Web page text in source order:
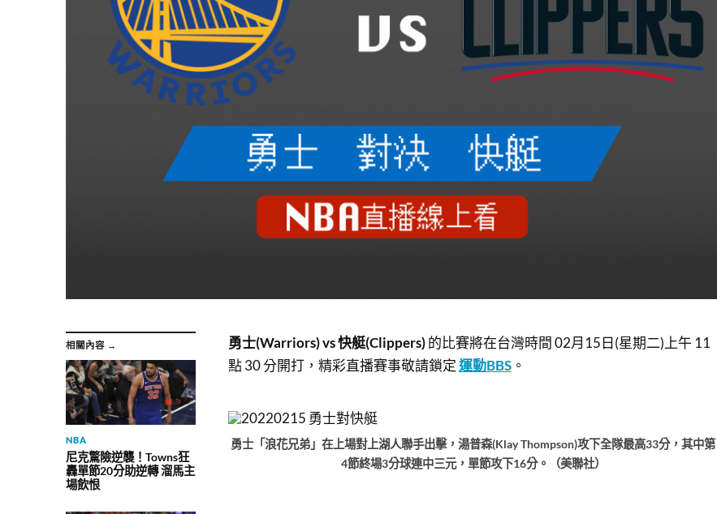
相關內容 →
NBA
尼克驚險逆襲！Towns狂
轟單節20分助逆轉 溜馬主
場飲恨
勇士(Warriors) vs 快艇(Clippers)的比賽將在台灣時間 02月15日(星期二)上午 11
點 30 分開打， 精彩直播賽事敬請鎖定運動BBS。
勇士「浪花兄弟」在上場對上湖人聯手出擊，湯普森(Klay Thompson)攻下全隊最高33分，其中第
4節終場3分球連中三元，單節攻下16分。（美聯社）